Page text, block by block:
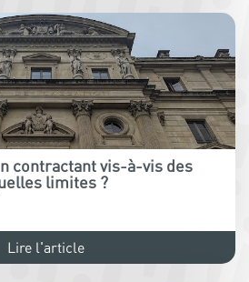
contractant vis-à-vis des
limites ?
Lire l'article